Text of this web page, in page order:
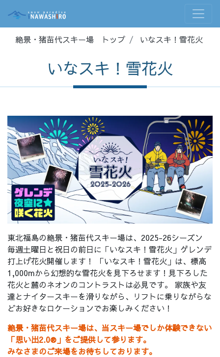
絶景・猪苗代スキー場 トップ いなスキ！雪花火
いなスキ！雪花火
東北福島の絶景・猪苗代スキー場は、 2025-26シーズン
毎週土曜日と祝日の前日に「いなスキ！雪花火」ゲレンデ
打上げ花火開催します！ 「いなスキ！雪花火」は、標高
1,000mから幻想的な雪花火を見下ろせます！見下ろした
花火と麓のネオンのコントラストは必見です。 家族や友
達とナイタースキーを滑りながら、リフトに乗りながらな
どお好きなロケーションでお楽しみください！
絶景・猪苗代スキー場は、当スキー場でしか体験できない
「思い出2.0®」をご提供して参ります。
みなさまのご来場をお待ちしております。